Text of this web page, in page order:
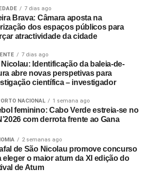
7 dias ago
Brava: Câmara aposta na
dos espaços públicos para
atractividade da cidade
7 dias ago
Nicolau: Identificação da baleia-de-
abre novas perspetivas para
científica – investigador
NACIONAL 1 semana ago
feminino: Cabo Verde estreia-se no
com derrota frente ao Gana
2 semanas ago
de São Nicolau promove concurso
eleger o maior atum da XI edição do
de Atum